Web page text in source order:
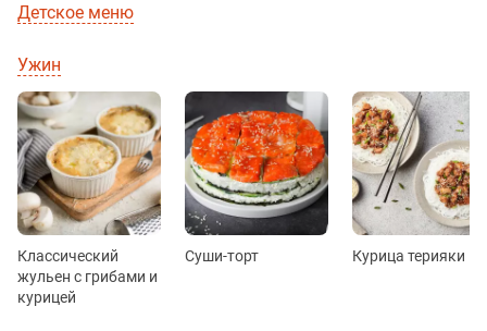
Детское меню
Ужин
Классический
жульен с грибами и
курицей
Суши-торт Курица терияки